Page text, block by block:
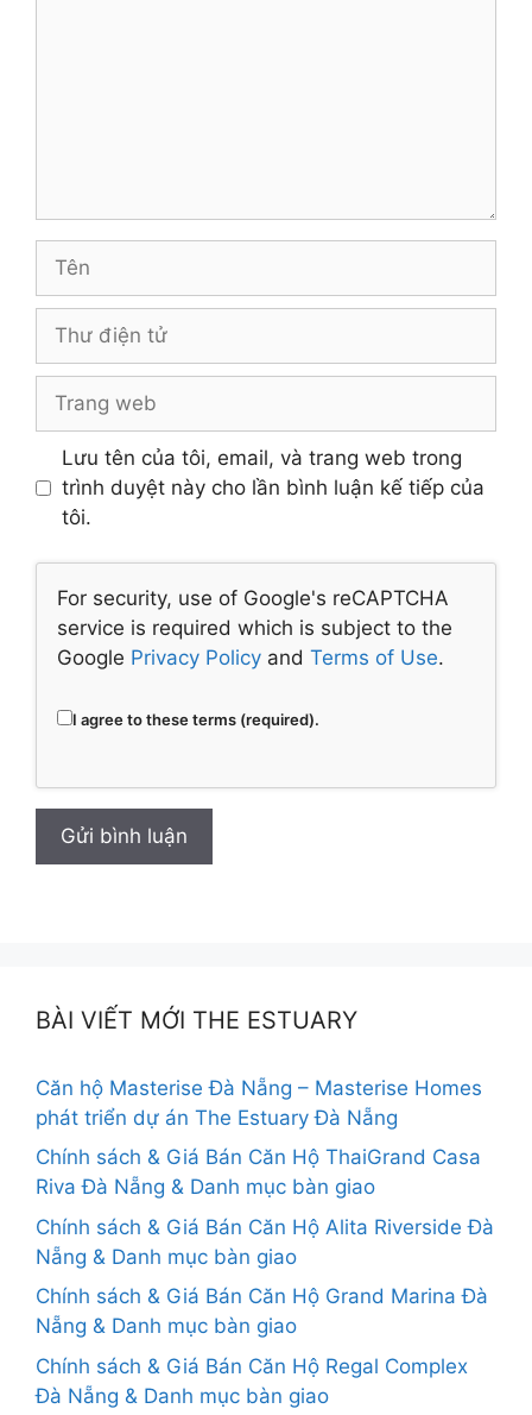
điện
tử
web
Lưu tên của tôi, email, và trang web trong
trình duyệt này cho lần bình luận kế tiếp của
tôi.
For security, use of Google's reCAPTCHA
service is required which is subject to the
Google Privacy Policy and Terms of Use.
I agree to these terms (required).
BÀI VIẾT MỚI THE ESTUARY
Căn hộ Masterise Đà Nẵng – Masterise Homes
phát triển dự án The Estuary Đà Nẵng
Chính sách & Giá Bán Căn Hộ ThaiGrand Casa
Riva Đà Nẵng & Danh mục bàn giao
Chính sách & Giá Bán Căn Hộ Alita Riverside Đà
Nẵng & Danh mục bàn giao
Chính sách & Giá Bán Căn Hộ Grand Marina Đà
Nẵng & Danh mục bàn giao
Chính sách & Giá Bán Căn Hộ Regal Complex
Đà Nẵng & Danh mục bàn giao